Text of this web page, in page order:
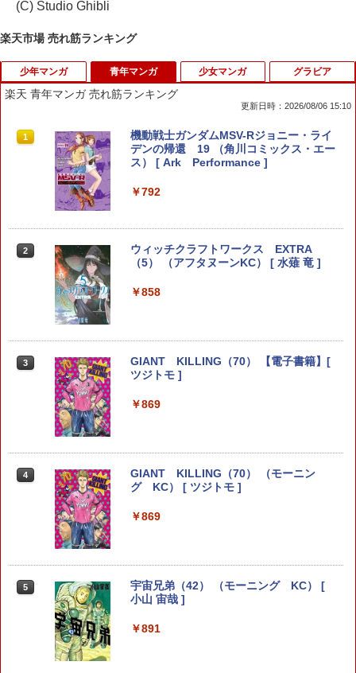
(C) Studio Ghibli
楽天市場 売れ筋ランキング
少年マンガ
1
逆転バリバリバース 1 金のバリバコイン
2枚つき特装版 （コロコロコミックス）
[ 掛丸 翔 ]
￥1,760
2
運命の巻戻士 1巻 キャラクターブック付
きスペシャル版 （コロコロコミックス）
3
聖闘士星矢 Final Edition 15 （少年
チャンピオン・コミックス・エクスト
4
週刊少年マガジン 2026年36・37号[202
6年8月5日発売] 【電子書籍】[ 金城宗幸
5
HUNTER×HUNTER モノクロ版 16 【電
子書籍】[ 冨樫義博 ]
￥460
青年マンガ
楽天 青年マンガ 売れ筋ランキング
更新日時：2026/08/06 15:10
1
機動戦士ガンダムMSV-Rジョニー・ライ
デンの帰還 19 （角川コミックス・エー
ス） [ Ark Performance ]
￥792
2
ウィッチクラフトワークス EXTRA
（5） （アフタヌーンKC） [ 水薙 竜 ]
￥858
3
GIANT KILLING（70） 【電子書籍】[
ツジトモ ]
￥869
4
GIANT KILLING（70） （モーニン
グ KC） [ ツジトモ ]
￥869
5
宇宙兄弟（42） （モーニング KC） [
小山 宙哉 ]
￥891
少女マンガ グラビア